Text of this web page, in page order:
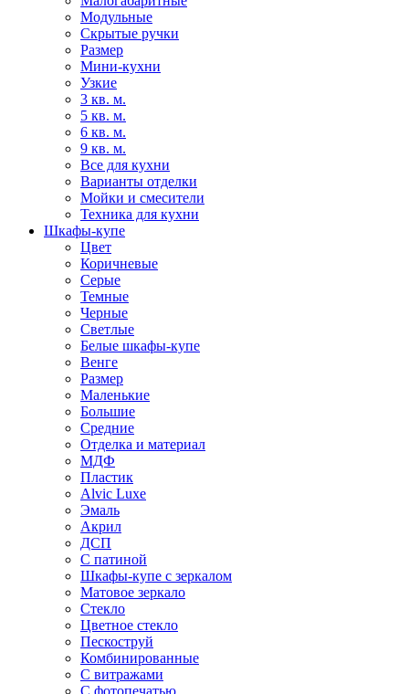
Модульные
Скрытые ручки
Размер
Мини-кухни
Узкие
3 кв. м.
5 кв. м.
6 кв. м.
9 кв. м.
Все для кухни
Варианты отделки
Мойки и смесители
Техника для кухни
Шкафы-купе
Цвет
Коричневые
Серые
Темные
Черные
Светлые
Белые шкафы-купе
Венге
Размер
Маленькие
Большие
Средние
Отделка и материал
МДФ
Пластик
Alvic Luxe
Эмаль
Акрил
ДСП
С патиной
Шкафы-купе с зеркалом
Матовое зеркало
Стекло
Цветное стекло
Пескоструй
Комбинированные
С витражами
С фотопечатью